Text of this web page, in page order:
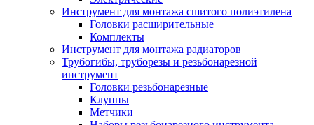
Инструмент для монтажа сшитого полиэтилена
Головки расширительные
Комплекты
Инструмент для монтажа радиаторов
Трубогибы, труборезы и резьбонарезной
инструмент
Головки резьбонарезные
Клуппы
Метчики